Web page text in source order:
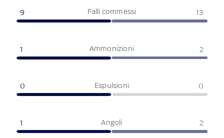
Falli commessi
9 13
Ammonizioni
1 2
Espulsioni
0 0
Angoli
1 2